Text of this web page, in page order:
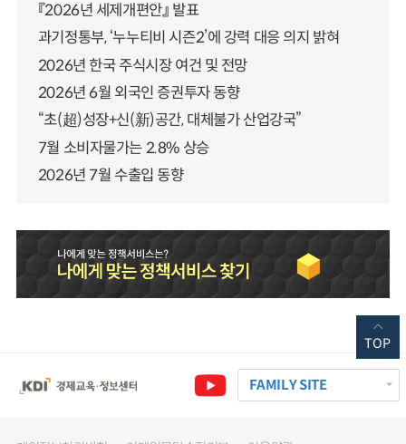
『2026년 세제개편안』 발표
과기정통부, ‘누누티비 시즌2’에 강력 대응 의지 밝혀
2026년 한국 주식시장 여건 및 전망
2026년 6월 외국인 증권투자 동향
“초(超)성장+신(新)공간, 대체불가 산업강국”
7월 소비자물가는 2.8% 상승
2026년 7월 수출입 동향
FAMILY SITE
TOP